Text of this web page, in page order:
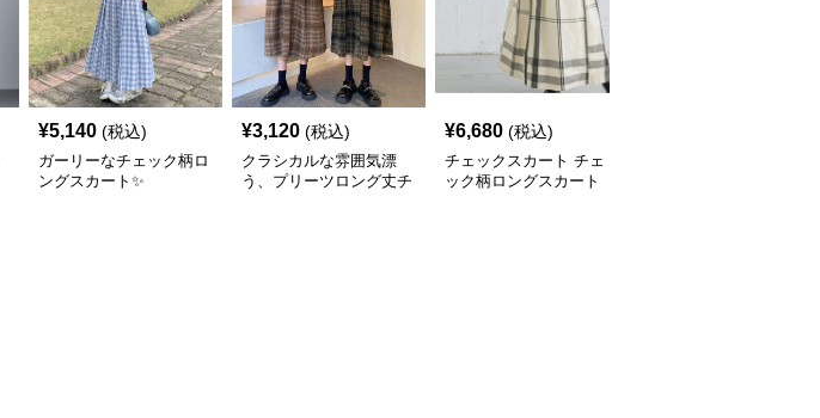
¥5,140 (税込)
ガーリーなチェック柄ロ
ングスカート✨
¥3,120 (税込)
クラシカルな雰囲気漂
う、プリーツロング丈チ
¥6,680 (税込)
チェックスカート チェ
ック柄ロングスカート